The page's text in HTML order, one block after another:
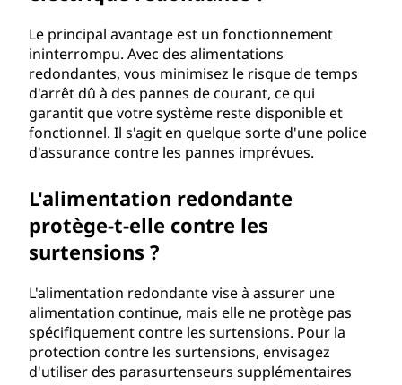
Le principal avantage est un fonctionnement
ininterrompu. Avec des alimentations
redondantes, vous minimisez le risque de temps
d'arrêt dû à des pannes de courant, ce qui
garantit que votre système reste disponible et
fonctionnel. Il s'agit en quelque sorte d'une police
d'assurance contre les pannes imprévues.
L'alimentation redondante
protège-t-elle contre les
surtensions ?
L'alimentation redondante vise à assurer une
alimentation continue, mais elle ne protège pas
spécifiquement contre les surtensions. Pour la
protection contre les surtensions, envisagez
d'utiliser des parasurtenseurs supplémentaires